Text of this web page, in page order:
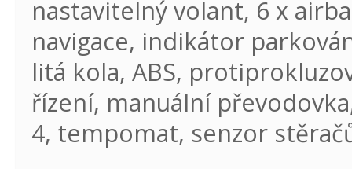
nastavitelný volant, 6 x
navigace, indikátor
litá kola, ABS,
řízení, manuální
4, tempomat, senzor